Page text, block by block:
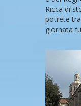
Ricca di
potrete
giornata